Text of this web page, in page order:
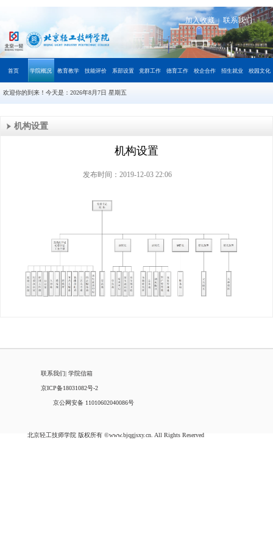
加入收藏 | 联系我们
首页 学院概况 教育教学 技能评价 系部设置 党群工作 德育工作 校企合作 招生就业 校园文化
欢迎你的到来！今天是： 2026年8月7日 星期五
机构设置
机构设置
发布时间：2019-12-03 22:06
联系我们| 学院信箱
京ICP备18031082号-2
京公网安备 11010602040086号
北京轻工技师学院 版权所有 ©www.bjqgjsxy.cn. All Rights Reserved